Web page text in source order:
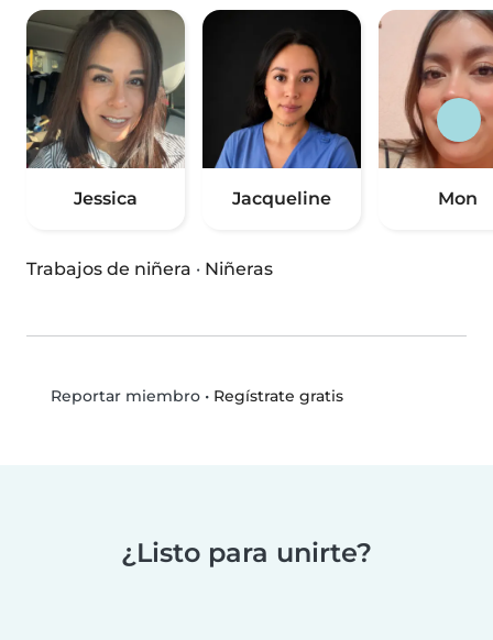
Jessica Jacqueline Mon
Trabajos de niñera · Niñeras
Reportar miembro• Regístrate gratis
¿Listo para unirte?